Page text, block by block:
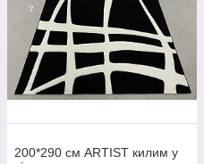
200*290 см ARTIST килим у